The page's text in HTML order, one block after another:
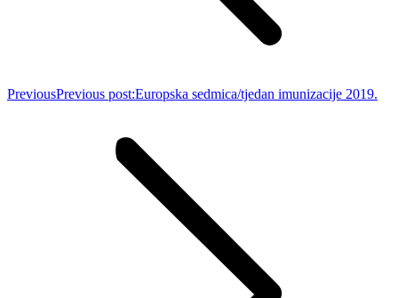
PreviousPrevious post:Europska sedmica/tjedan imunizacije 2019.